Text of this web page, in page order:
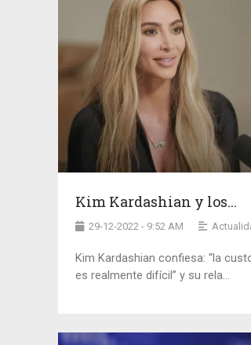
Kim Kardashian y los...
29-12-2022 - 9:52 AM
Kim Kardashian confiesa: “la
es realmente difícil” y su rela...